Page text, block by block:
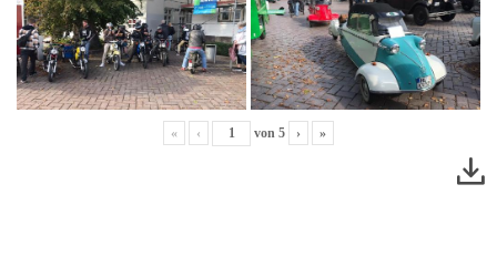
« ‹ von 5 › »